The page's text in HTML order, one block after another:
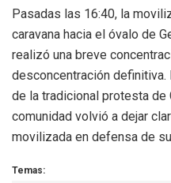
Pasadas las 16:40, la
caravana hacia el óvalo de
realizó una breve
desconcentración definitiva.
de la tradicional protesta de
comunidad volvió a dejar
movilizada en defensa de
Temas: